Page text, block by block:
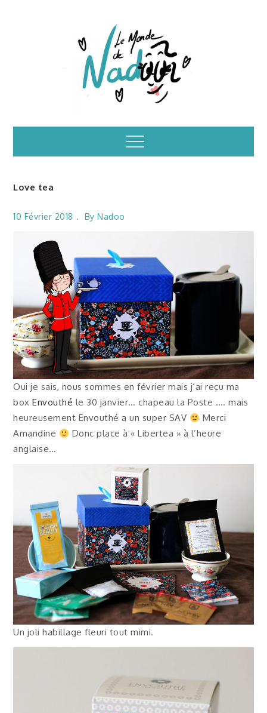
Illustrations – le
monde de Nadoo
Menu
Love tea
10 Février 2018 ByNadoo
Oui je sais, nous sommes en février mais j’ai reçu ma
boxEnvouthé le 30 janvier… chapeau la Poste …. mais
heureusement Envouthé a un super SAV
Merci
Amandine
Donc place à « Libertea » à l’heure
anglaise…
Un joli habillage fleuri tout mimi.